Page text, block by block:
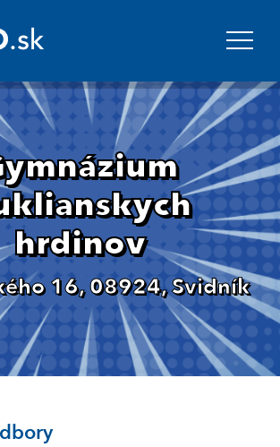
hrdinov
16, 08924, Svidník